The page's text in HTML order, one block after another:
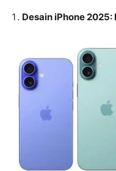
Desain iPhone